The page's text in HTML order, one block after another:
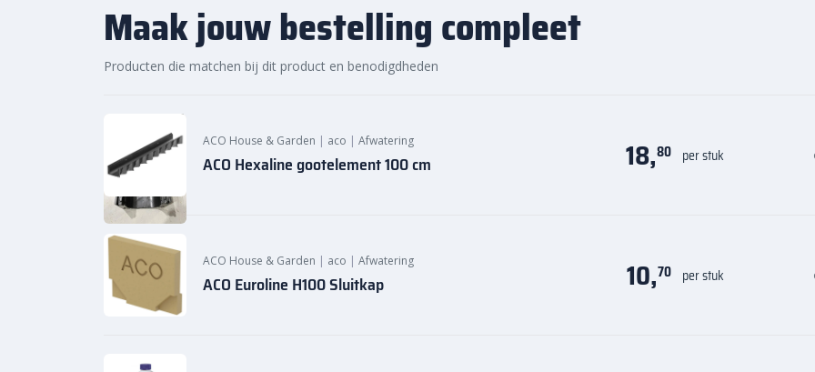
Maak jouw bestelling compleet
Producten die matchen bij dit product en benodigdheden
ACO House & Garden | aco | Afwatering
ACO Hexaline gootelement 100 cm 18,80 per stuk
ACO House & Garden | aco | Afwatering
ACO Euroline H100 Sluitkap 10,70 per stuk